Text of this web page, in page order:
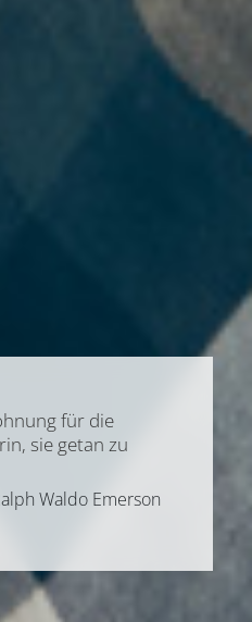
für die
sie getan zu
Waldo Emerson